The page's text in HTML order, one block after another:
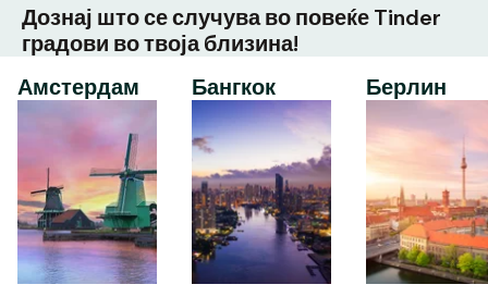
Дознај што се случува во повеќе Tinder
градови во твоја близина!
Амстердам
Бангкок Берлин